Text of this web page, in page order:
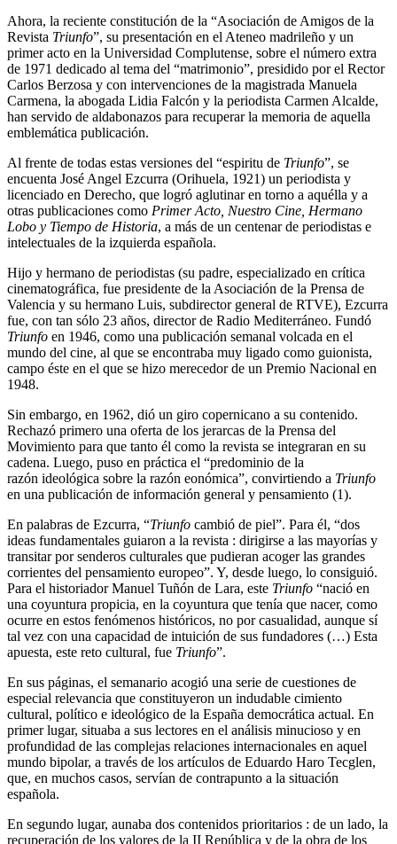
Ahora, la reciente constitución de la “Asociación de Amigos de la
Revista Triunfo”, su presentación en el Ateneo madrileño y un
primer acto en la Universidad Complutense, sobre el número extra
de 1971 dedicado al tema del “matrimonio”, presidido por el Rector
Carlos Berzosa y con intervenciones de la magistrada Manuela
Carmena, la abogada Lidia Falcón y la periodista Carmen Alcalde,
han servido de aldabonazos para recuperar la memoria de aquella
emblemática publicación.
Al frente de todas estas versiones del “espiritu de Triunfo”, se
encuenta José Angel Ezcurra (Orihuela, 1921) un periodista y
licenciado en Derecho, que logró aglutinar en torno a aquélla y a
otras publicaciones como Primer Acto, Nuestro Cine, Hermano
Lobo y Tiempo de Historia, a más de un centenar de periodistas e
intelectuales de la izquierda española.
Hijo y hermano de periodistas (su padre, especializado en crítica
cinematográfica, fue presidente de la Asociación de la Prensa de
Valencia y su hermano Luis, subdirector general de RTVE), Ezcurra
fue, con tan sólo 23 años, director de Radio Mediterráneo. Fundó
Triunfo en 1946, como una publicación semanal volcada en el
mundo del cine, al que se encontraba muy ligado como guionista,
campo éste en el que se hizo merecedor de un Premio Nacional en
1948.
Sin embargo, en 1962, dió un giro copernicano a su contenido.
Rechazó primero una oferta de los jerarcas de la Prensa del
Movimiento para que tanto él como la revista se integraran en su
cadena. Luego, puso en práctica el “predominio de la
razón ideológica sobre la razón eonómica”, convirtiendo a Triunfo
en una publicación de información general y pensamiento (1).
En palabras de Ezcurra, “Triunfo cambió de piel”. Para él, “dos
ideas fundamentales guiaron a la revista : dirigirse a las mayorías y
transitar por senderos culturales que pudieran acoger las grandes
corrientes del pensamiento europeo”. Y, desde luego, lo consiguió.
Para el historiador Manuel Tuñón de Lara, este Triunfo “nació en
una coyuntura propicia, en la coyuntura que tenía que nacer, como
ocurre en estos fenómenos históricos, no por casualidad, aunque sí
tal vez con una capacidad de intuición de sus fundadores (…) Esta
apuesta, este reto cultural, fue Triunfo”.
En sus páginas, el semanario acogió una serie de cuestiones de
especial relevancia que constituyeron un indudable cimiento
cultural, político e ideológico de la España democrática actual. En
primer lugar, situaba a sus lectores en el análisis minucioso y en
profundidad de las complejas relaciones internacionales en aquel
mundo bipolar, a través de los artículos de Eduardo Haro Tecglen,
que, en muchos casos, servían de contrapunto a la situación
española.
En segundo lugar, aunaba dos contenidos prioritarios : de un lado, la
recuperación de los valores de la II República y de la obra de los